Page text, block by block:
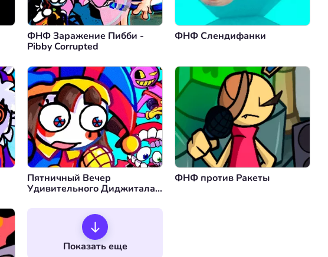
ФНФ Заражение Пибби -
Pibby Corrupted
ФНФ Слендифанки
Пятничный Вечер
Удивительного Диджитала:
ФНФ против Ракеты
Показать еще